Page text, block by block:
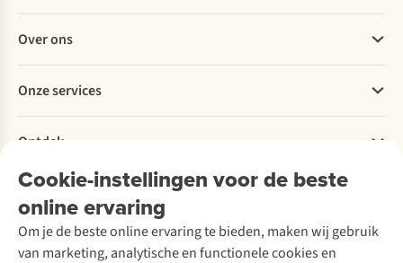
Cookie-instellingen voor de beste
online ervaring
Om je de beste online ervaring te bieden, maken wij gebruik
van marketing, analytische en functionele cookies en
Bestellen
Betalen
Levering
Retourneren
Bestelling herroepen
Garantie
Contact
Over ons
Explore More
Verantwoord ondernemen
Over Ayacucho
Onze winkels
Over A.S.Adventure
Toegankelijkheidsverklaring
Onze services
Ski-onderhoud
Wasservice
Schoenonderhoud
Schoenherstelling
Ontdek
A.S.Magazine
Podcast
Explore Academy
Explore Camp